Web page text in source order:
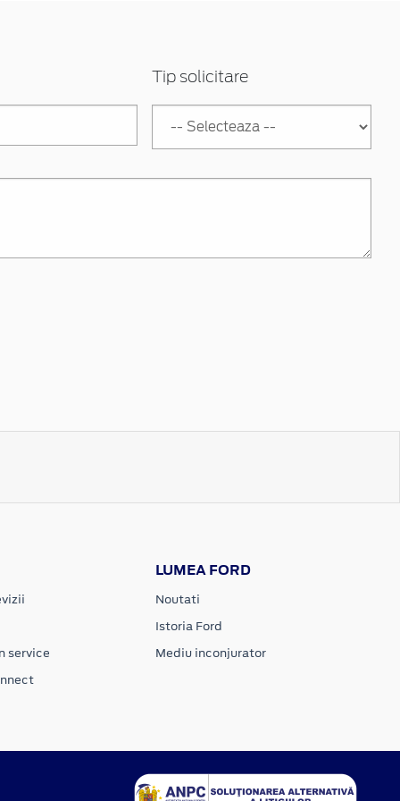
Tip solicitare
service
LUMEA FORD
Noutati
Istoria Ford
Mediu inconjurator